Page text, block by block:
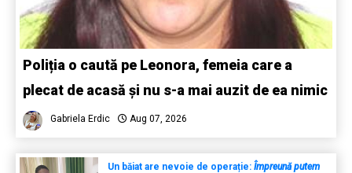
Poliția o caută pe Leonora, femeia care a
plecat de acasă și nu s-a mai auzit de ea nimic
Gabriela Erdic Aug 07, 2026
Un băiat are nevoie de operație: Împreună putem